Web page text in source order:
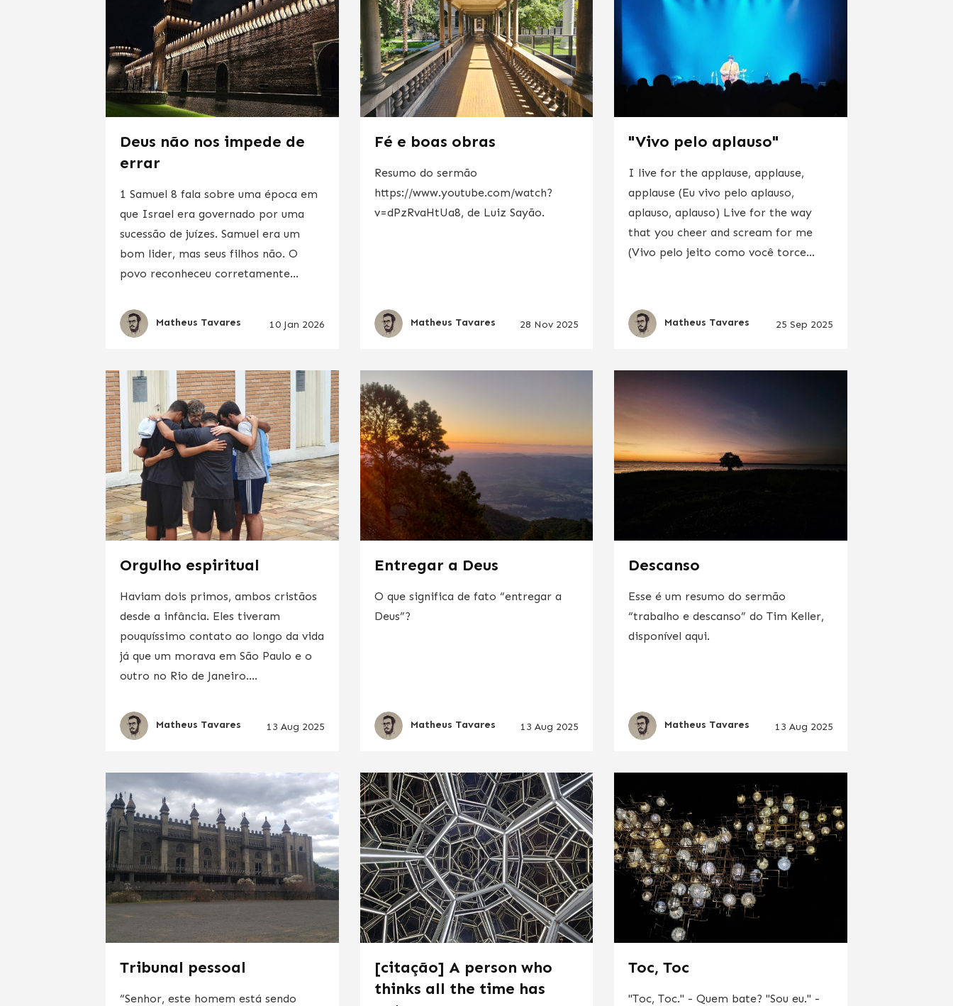
Deus não nos impede de
errar
1 Samuel 8 fala sobre uma época em
que Israel era governado por uma
sucessão de juízes. Samuel era um
bom lider, mas seus filhos não. O
povo reconheceu corretamente...
Matheus Tavares 10 Jan 2026
Fé e boas obras
Resumo do sermão
https://www.youtube.com/watch?
v=dPzRvaHtUa8, de Luiz Sayão.
Matheus Tavares 28 Nov 2025
"Vivo pelo aplauso"
I live for the applause, applause,
applause (Eu vivo pelo aplauso,
aplauso, aplauso) Live for the way
that you cheer and scream for me
(Vivo pelo jeito como você torce...
Matheus Tavares 25 Sep 2025
Orgulho espiritual
Haviam dois primos, ambos cristãos
desde a infância. Eles tiveram
pouquíssimo contato ao longo da vida
já que um morava em São Paulo e o
outro no Rio de Janeiro....
Matheus Tavares 13 Aug 2025
Entregar a Deus
O que significa de fato “entregar a
Deus”?
Matheus Tavares 13 Aug 2025
Descanso
Esse é um resumo do sermão
“trabalho e descanso” do Tim Keller,
disponível aqui.
Matheus Tavares 13 Aug 2025
Tribunal pessoal
“Senhor, este homem está sendo
[citação] A person who
thinks all the time has
Toc, Toc
"Toc, Toc." - Quem bate? "Sou eu." -